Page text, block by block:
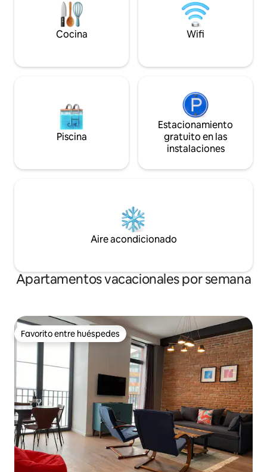
Patinaje sobre hielo • Supermercados •
Restaurantes, cafeterías y bares ¡Explora
la lista completa a continuación!
cómoda y sin
ahora tu
⛷️ 🏂 🎿
Cocina Wifi
Piscina
Estacionamiento
gratuito en las
instalaciones
Aire acondicionado
Apartamentos vacacionales por semana
Favorito entre huéspedes
Favorito entre huéspedes